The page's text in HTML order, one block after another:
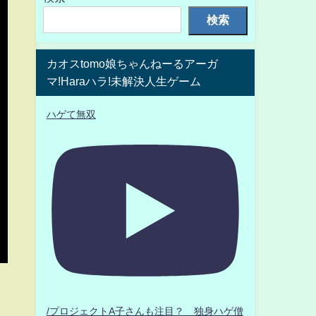
検索
カオスtomo娘ちゃんねーるアーガ
マ!Haraハラ!未解決人生ゲーム
ハゲて無双
/プロジェクトA子さんも注目？ 独身ハゲ僧